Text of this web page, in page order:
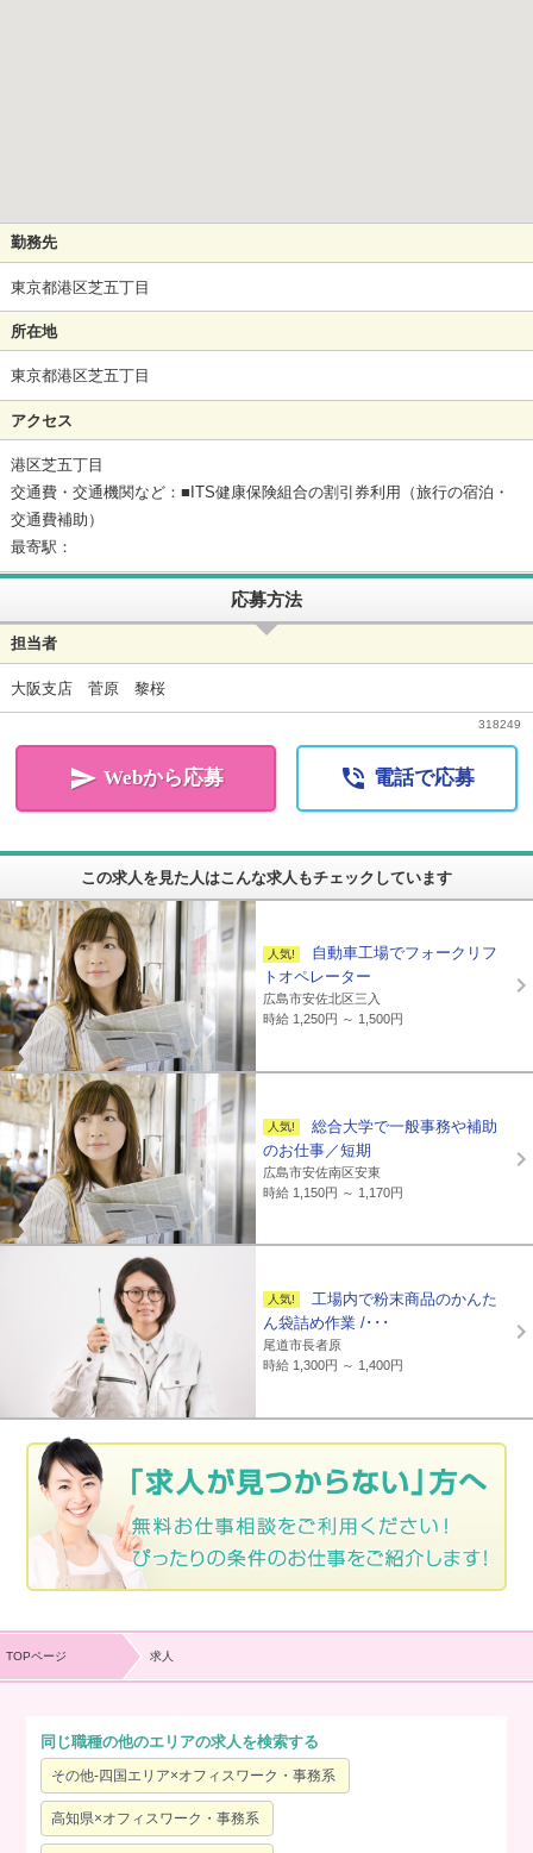
勤務先
東京都港区芝五丁目
所在地
東京都港区芝五丁目
アクセス
港区芝五丁目
交通費・交通機関など：■ITS健康保険組合の割引券利用（旅行の宿泊・
交通費補助）
最寄駅：
応募方法
担当者
大阪支店 菅原 黎桜
318249
 Webから応募  電話で応募
この求人を見た人はこんな求人もチェックしています
自動車工場でフォークリフ
トオペレーター
広島市安佐北区三入
時給 1,250円 ～ 1,500円
総合大学で一般事務や補助
のお仕事／短期
広島市安佐南区安東
時給 1,150円 ～ 1,170円
工場内で粉末商品のかんた
ん袋詰め作業 /･･･
尾道市長者原
時給 1,300円 ～ 1,400円
TOPページ 求人
同じ職種の他のエリアの求人を検索する
その他-四国エリア×オフィスワーク・事務系
高知県×オフィスワーク・事務系